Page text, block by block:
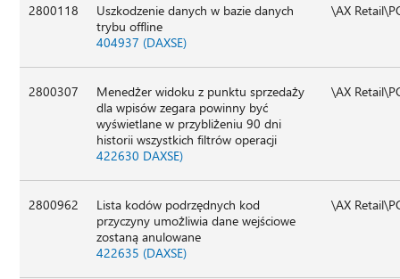
2800118
Uszkodzenie danych w bazie danych
trybu offline
404937 (DAXSE)
\AX
2800307
Menedżer widoku z punktu sprzedaży
dla wpisów zegara powinny być
wyświetlane w przybliżeniu 90 dni
historii wszystkich filtrów operacji
422630 DAXSE)
\AX
2800962
Lista kodów podrzędnych kod
przyczyny umożliwia dane wejściowe
zostaną anulowane
422635 (DAXSE)
\AX